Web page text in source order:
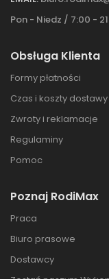
Pon - Niedz / 7:00 -
Obsługa Klienta
Formy płatności
Czas i koszty dostawy
Zwroty i reklamacje
Regulaminy
Pomoc
Poznaj RodiMax
Praca
Biuro prasowe
Dostawcy